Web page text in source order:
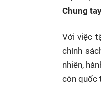
Chung
Với việc
chính
nhiên,
còn quốc